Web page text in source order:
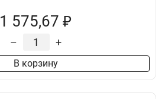
1 575,67 ₽
– +
В корзину